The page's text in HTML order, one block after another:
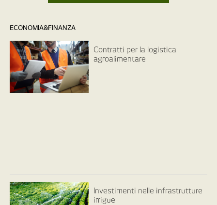
ECONOMIA&FINANZA
Contratti per la logistica
agroalimentare
Investimenti nelle infrastrutture
irrigue